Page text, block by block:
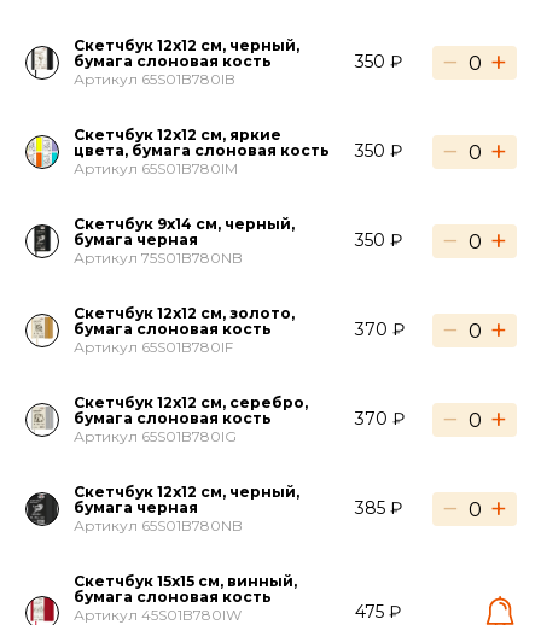
Скетчбук 12х12 см, черный,
бумага слоновая кость
Артикул 65S01B780IB
350 ₽ − +
Скетчбук 12х12 см, яркие
цвета, бумага слоновая кость
Артикул 65S01B780IM
350 ₽ − +
Скетчбук 9х14 см, черный,
бумага черная
Артикул 75S01B780NB
350 ₽ − +
Скетчбук 12х12 см, золото,
бумага слоновая кость
Артикул 65S01B780IF
370 ₽ − +
Скетчбук 12х12 см, серебро,
бумага слоновая кость
Артикул 65S01B780IG
370 ₽ − +
Скетчбук 12х12 см, черный,
бумага черная
Артикул 65S01B780NB
385 ₽ − +
Скетчбук 15х15 см, винный,
бумага слоновая кость
Артикул 45S01B780IW
475 ₽